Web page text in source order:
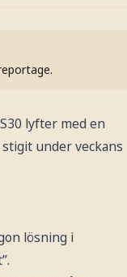
lyfter med en
under veckans
lösning i